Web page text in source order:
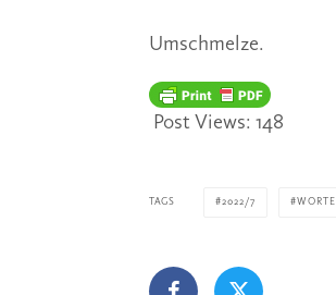
Umschmelze.
Post Views: 148
TAGS 2022/7 WORTE